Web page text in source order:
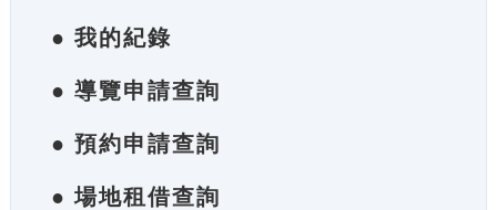
● 我的紀錄
● 導覽申請查詢
● 預約申請查詢
● 場地租借查詢